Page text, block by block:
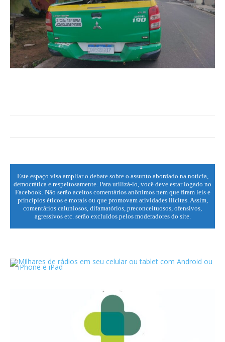
Este espaço visa ampliar o debate sobre o assunto abordado na notícia,
democrática e respeitosamente. Para utilizá-lo, você deve estar logado no
Facebook. Não serão aceitos comentários anônimos nem que firam leis e
princípios éticos e morais ou que promovam atividades ilícitas. Assim,
comentários caluniosos, difamatórios, preconceituosos, ofensivos,
agressivos etc. serão excluídos pelos moderadores do site.